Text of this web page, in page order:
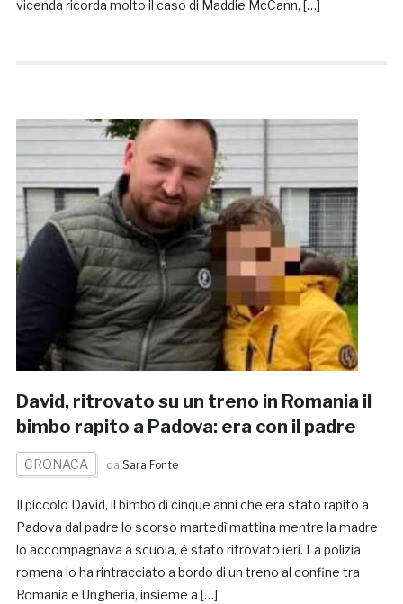
vicenda ricorda molto il caso di Maddie McCann, […]
David, ritrovato su un treno in Romania il
bimbo rapito a Padova: era con il padre
CRONACA da Sara Fonte
Il piccolo David, il bimbo di cinque anni che era stato rapito a
Padova dal padre lo scorso martedì mattina mentre la madre
lo accompagnava a scuola, è stato ritrovato ieri. La polizia
romena lo ha rintracciato a bordo di un treno al confine tra
Romania e Ungheria, insieme a […]